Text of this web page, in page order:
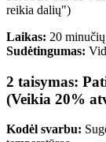
reikia dalių")
Laikas: 20 minučių
Sudėtingumas:
2 taisymas:
(Veikia 20%
Kodėl svarbu: